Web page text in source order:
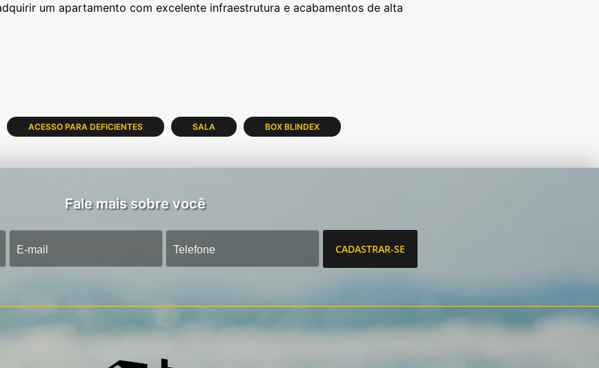
um apartamento com excelente infraestrutura e acabamentos de alta
ACESSO PARA DEFICIENTES SALA BOX BLINDEX
Fale mais sobre você
CADASTRAR-SE